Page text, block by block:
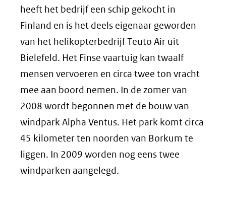
heeft het bedrijf een schip gekocht in
Finland en is het deels eigenaar geworden
van het helikopterbedrijf Teuto Air uit
Bielefeld. Het Finse vaartuig kan twaalf
mensen vervoeren en circa twee ton vracht
mee aan boord nemen. In de zomer van
2008 wordt begonnen met de bouw van
windpark Alpha Ventus. Het park komt circa
45 kilometer ten noorden van Borkum te
liggen. In 2009 worden nog eens twee
windparken aangelegd.